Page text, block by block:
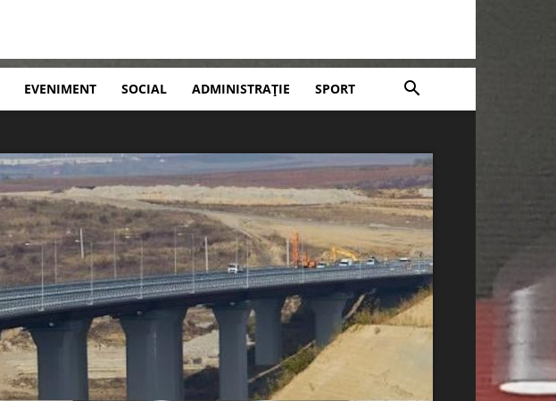
EVENIMENT SOCIAL ADMINISTRAȚIE SPORT